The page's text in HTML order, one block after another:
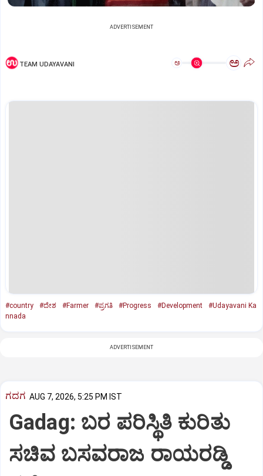
ADVERTISEMENT
TEAM UDAYAVANI ಅ ಅ
#country #ದೇಶ #Farmer #ಪ್ರಗತಿ #Progress #Development
#Udayavani Ka
nnada
ADVERTISEMENT
ಗದಗ AUG 7, 2026, 5:25 PM IST
Gadag: ಬರ ಪರಿಸ್ಥಿತಿ ಕುರಿತು
ಸಚಿವ ಬಸವರಾಜ ರಾಯರಡ್ಡಿ